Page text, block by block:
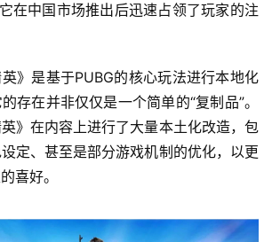
在中国市场推出后迅速占领了玩家的注
》是基于PUBG的核心玩法进行本地化
存在并非仅仅是一个简单的“复制品”。
》在内容上进行了大量本土化改造，包
定、甚至是部分游戏机制的优化，以更
喜好。